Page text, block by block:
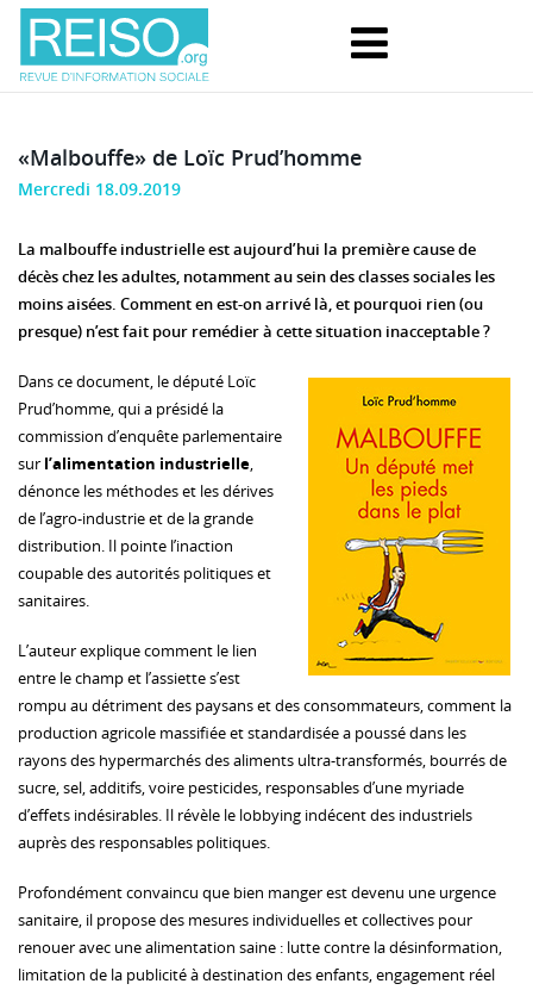
«Malbouffe» de Loïc Prud’homme
Mercredi 18.09.2019
La malbouffe industrielle est aujourd’hui la première cause de
décès chez les adultes, notamment au sein des classes sociales les
moins aisées. Comment en est-on arrivé là, et pourquoi rien (ou
presque) n’est fait pour remédier à cette situation inacceptable ?
Dans ce document, le député Loïc
Prud’homme, qui a présidé la
commission d’enquête parlementaire
sur l’alimentation industrielle,
dénonce les méthodes et les dérives
de l’agro-industrie et de la grande
distribution. Il pointe l’inaction
coupable des autorités politiques et
sanitaires.
L’auteur explique comment le lien
entre le champ et l’assiette s’est
rompu au détriment des paysans et des consommateurs, comment la
production agricole massifiée et standardisée a poussé dans les
rayons des hypermarchés des aliments ultra-transformés, bourrés de
sucre, sel, additifs, voire pesticides, responsables d’une myriade
d’effets indésirables. Il révèle le lobbying indécent des industriels
auprès des responsables politiques.
Profondément convaincu que bien manger est devenu une urgence
sanitaire, il propose des mesures individuelles et collectives pour
renouer avec une alimentation saine : lutte contre la désinformation,
limitation de la publicité à destination des enfants, engagement réel